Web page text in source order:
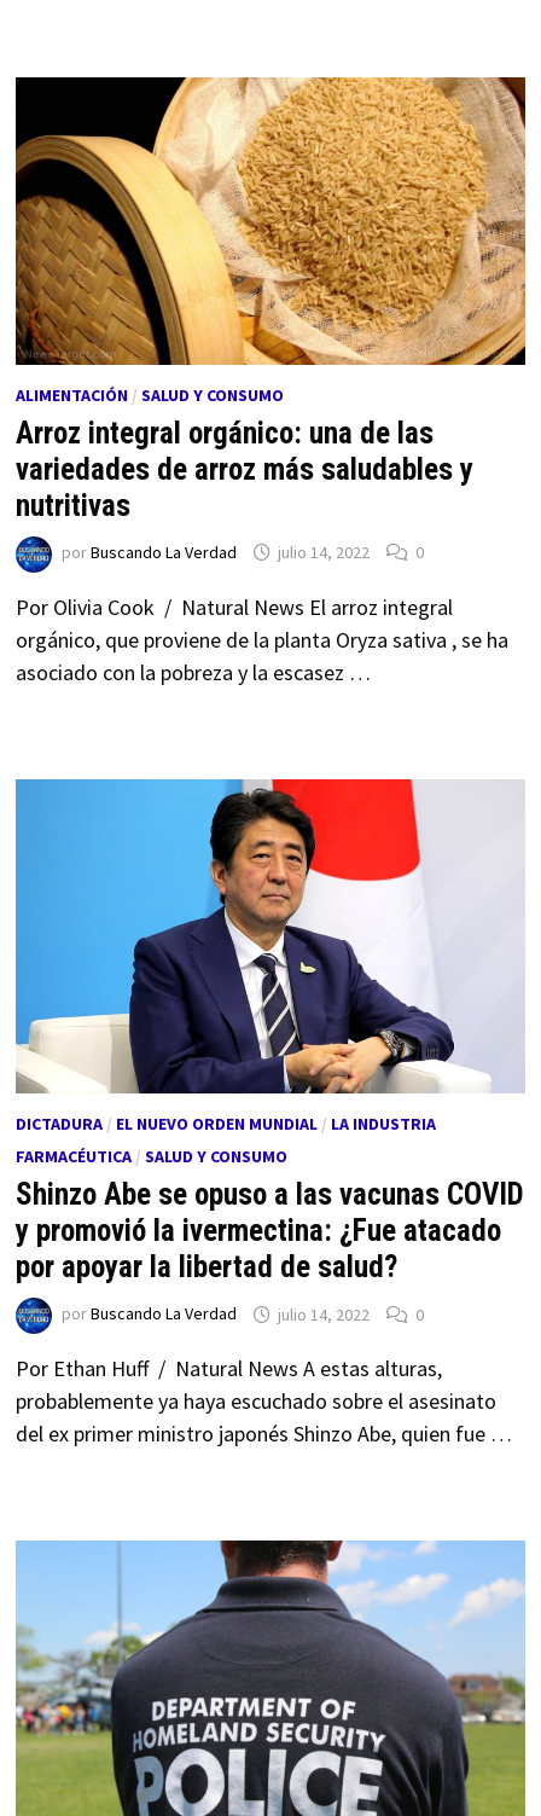
ALIMENTACIÓN/ SALUD Y CONSUMO
Arroz integral orgánico: una de las
variedades de arroz más saludables y
nutritivas
porBuscando La Verdad julio 14, 2022 0
Por Olivia Cook / Natural News El arroz integral
orgánico, que proviene de la planta Oryza sativa , se ha
asociado con la pobreza y la escasez …
DICTADURA/ EL NUEVO ORDEN MUNDIAL/ LA INDUSTRIA
FARMACÉUTICA/ SALUD Y CONSUMO
Shinzo Abe se opuso a las vacunas COVID
y promovió la ivermectina: ¿Fue atacado
por apoyar la libertad de salud?
porBuscando La Verdad julio 14, 2022 0
Por Ethan Huff / Natural News A estas alturas,
probablemente ya haya escuchado sobre el asesinato
del ex primer ministro japonés Shinzo Abe, quien fue …